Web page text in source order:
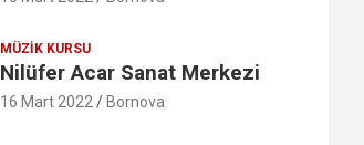
MÜZIK KURSU
Nilüfer Acar Sanat Merkezi
16 Mart 2022 Bornova